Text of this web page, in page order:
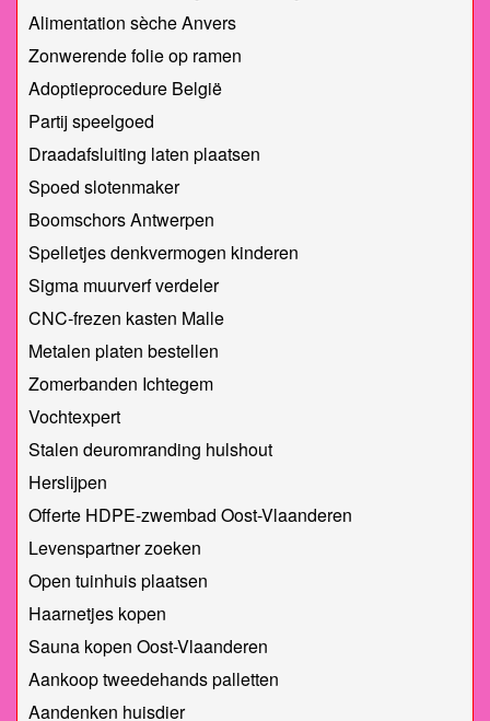
Alimentation sèche Anvers
Zonwerende folie op ramen
Adoptieprocedure België
Partij speelgoed
Draadafsluiting laten plaatsen
Spoed slotenmaker
Boomschors Antwerpen
Spelletjes denkvermogen kinderen
Sigma muurverf verdeler
CNC-frezen kasten Malle
Metalen platen bestellen
Zomerbanden Ichtegem
Vochtexpert
Stalen deuromranding hulshout
Herslijpen
Offerte HDPE-zwembad Oost-Vlaanderen
Levenspartner zoeken
Open tuinhuis plaatsen
Haarnetjes kopen
Sauna kopen Oost-Vlaanderen
Aankoop tweedehands palletten
Aandenken huisdier